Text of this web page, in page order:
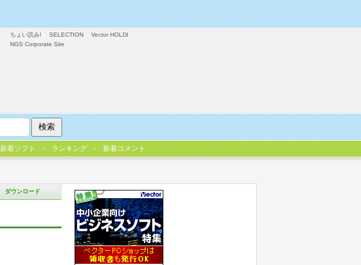
ダウンロード
ちょい読み! SELECTION
Vector HOLDI
NGS Corporate Site
新着ソフト ランキング 新着コメント